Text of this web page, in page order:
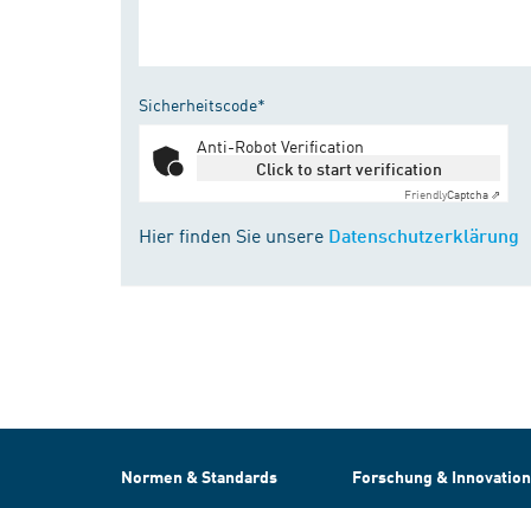
Sicherheitscode*
Anti-Robot Verification
Click to start verification
FriendlyCaptcha ⇗
Hier finden Sie unsere Datenschutzerklärung
Normen & Standards Forschung & Innovation